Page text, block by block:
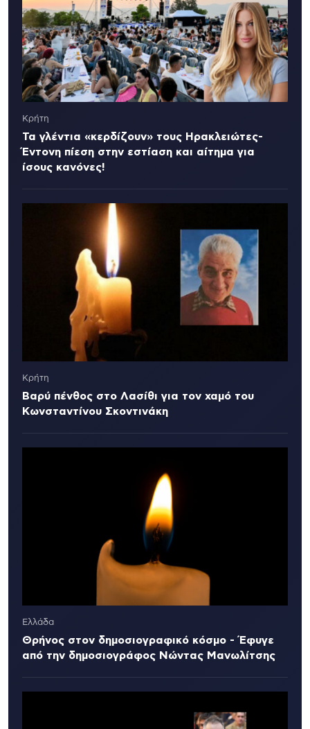
Κρήτη
Τα γλέντια «κερδίζουν» τους Ηρακλειώτες-
Έντονη πίεση στην εστίαση και αίτημα για
ίσους κανόνες!
Κρήτη
Βαρύ πένθος στο Λασίθι για τον χαμό του
Κωνσταντίνου Σκοντινάκη
Ελλάδα
Θρήνος στον δημοσιογραφικό κόσμο - Έφυγε
από την δημοσιογράφος Νώντας Μανωλίτσης